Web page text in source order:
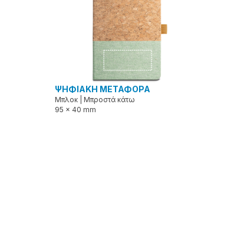
ΨΗΦΙΑΚΗ ΜΕΤΑΦΟΡΑ
Μπλοκ
Μπροστά κάτω
95 x 40 mm